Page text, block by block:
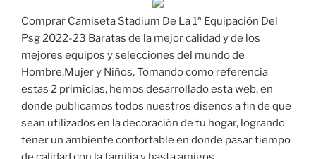
Comprar Camiseta Stadium De La 1ª Equipación Del
Psg 2022-23 Baratas de la mejor calidad y de los
mejores equipos y selecciones del mundo de
Hombre,Mujer y Niños. Tomando como referencia
estas 2 primicias, hemos desarrollado esta web, en
donde publicamos todos nuestros diseños a fin de que
sean utilizados en la decoración de tu hogar, logrando
tener un ambiente confortable en donde pasar tiempo